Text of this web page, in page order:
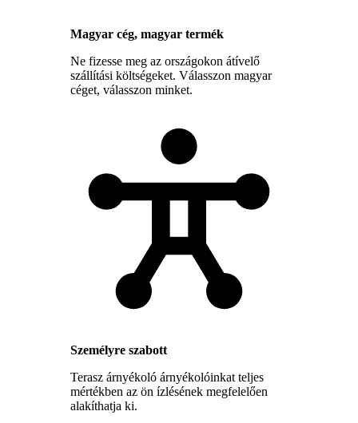
Magyar cég, magyar termék
Ne fizesse meg az országokon átívelő
szállítási költségeket. Válasszon magyar
céget, válasszon minket.
Személyre szabott
Terasz árnyékoló árnyékolóinkat teljes
mértékben az ön ízlésének megfelelően
alakíthatja ki.